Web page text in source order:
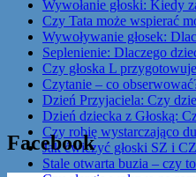
Wywołanie głoski: Kiedy
Czy Tata może wspierać
Wywoływanie głosek:
Seplenienie: Dlaczego
Czy głoska L
Czytanie – co
Dzień Przyjaciela: Czy
Dzień dziecka z Głoską:
Czy robię wystarczająco
Jak ćwiczyć głoski SZ i
Stale otwarta buzia – czy
Facebook